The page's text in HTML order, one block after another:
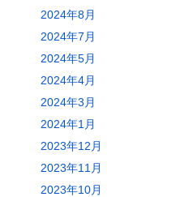
2024年8月
2024年7月
2024年5月
2024年4月
2024年3月
2024年1月
2023年12月
2023年11月
2023年10月